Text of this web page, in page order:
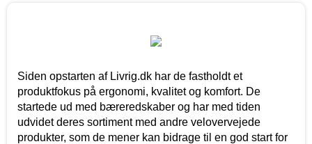
Siden opstarten af Livrig.dk har de fastholdt et
produktfokus på ergonomi, kvalitet og komfort. De
startede ud med bæreredskaber og har med tiden
udvidet deres sortiment med andre velovervejede
produkter, som de mener kan bidrage til en god start for